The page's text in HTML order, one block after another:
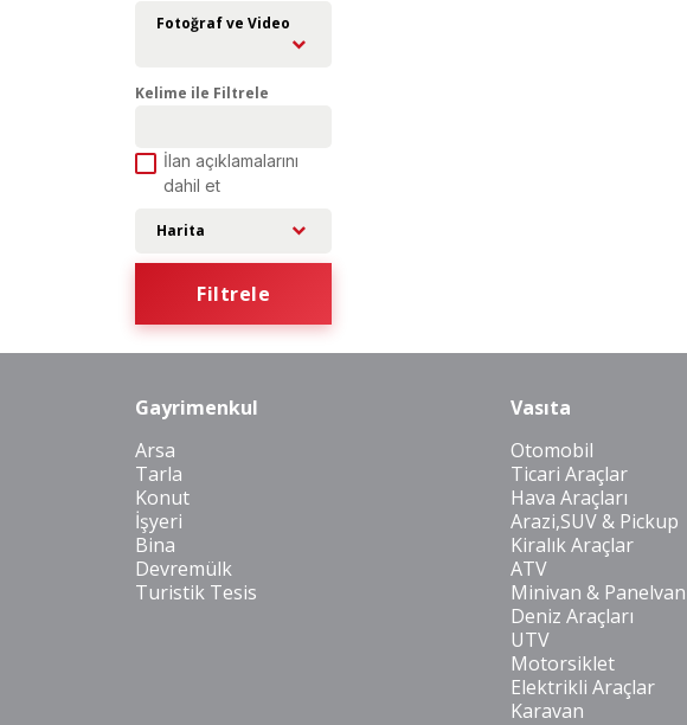
Fotoğraf ve Video
Kelime ile Filtrele
İlan açıklamalarını
dahil et
Harita
Filtrele
Gayrimenkul
Arsa
Tarla
Konut
İşyeri
Bina
Devremülk
Turistik Tesis
Vasıta
Otomobil
Ticari Araçlar
Hava Araçları
Arazi,SUV & Pickup
Kiralık Araçlar
ATV
Minivan & Panelvan
Deniz Araçları
UTV
Motorsiklet
Elektrikli Araçlar
Karavan